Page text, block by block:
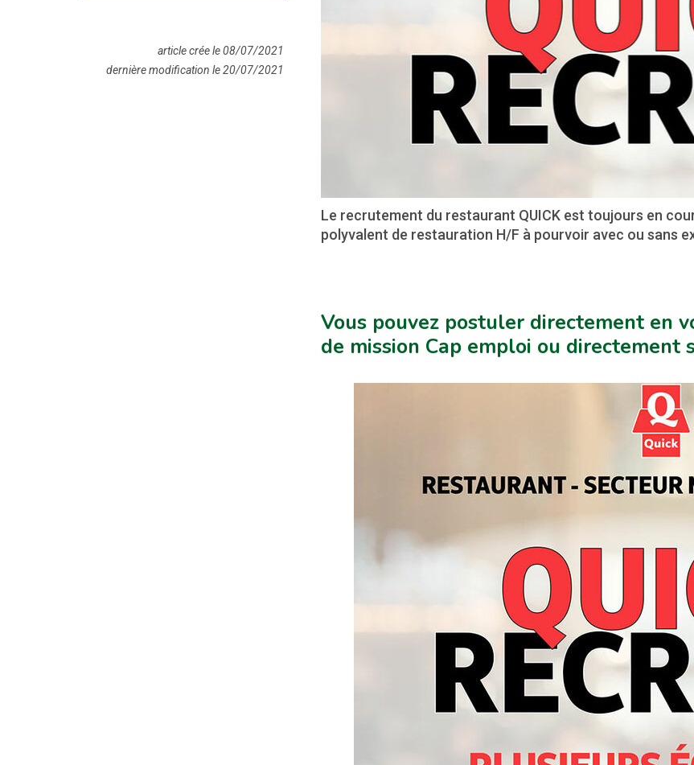
Le recrutement du restaurant QUICK est toujours en
polyvalent de restauration H/F à pourvoir avec ou sans
Vous pouvez postuler directement en
de mission Cap emploi ou directement
article crée le 08/07/2021
dernière modification le 20/07/2021